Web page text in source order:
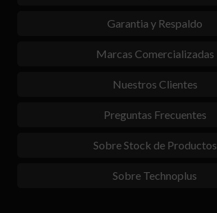
Garantia y Respaldo
Marcas Comercializadas
Nuestros Clientes
Preguntas Frecuentes
Sobre Stock de Productos
Sobre Technoplus